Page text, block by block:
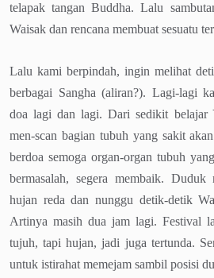
telapak tangan Buddha. Lalu
Waisak dan rencana membuat sesuatu
Lalu kami berpindah, ingin melihat
berbagai Sangha (aliran?). Lagi-lagi
doa lagi dan lagi. Dari sedikit belajar
men-scan bagian tubuh yang sakit
berdoa semoga organ-organ tubuh
bermasalah, segera membaik. Duduk
hujan reda dan nunggu detik-detik
Artinya masih dua jam lagi. Festival
tujuh, tapi hujan, jadi juga tertunda.
untuk istirahat memejam sambil posisi